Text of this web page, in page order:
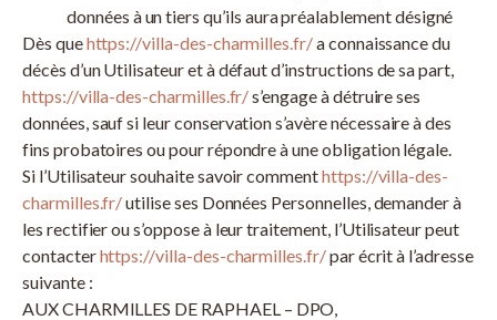
données à un tiers qu’ils aura préalablement désigné
Dès quehttps://villa-des-charmilles.fr/a connaissance du
décès d’un Utilisateur et à défaut d’instructions de sa part,
https://villa-des-charmilles.fr/s’engage à détruire ses
données, sauf si leur conservation s’avère nécessaire à des
fins probatoires ou pour répondre à une obligation légale.
Si l’Utilisateur souhaite savoir commenthttps://villa-des-
charmilles.fr/utilise ses Données Personnelles, demander à
les rectifier ou s’oppose à leur traitement, l’Utilisateur peut
contacterhttps://villa-des-charmilles.fr/par écrit à l’adresse
suivante :
AUX CHARMILLES DE RAPHAEL – DPO,